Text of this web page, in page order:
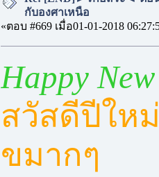
กับองศาเหนือ
«ตอบ #669 เมื่อ01-01-2018
Happy
สวัสดีปีให
ขมากๆ